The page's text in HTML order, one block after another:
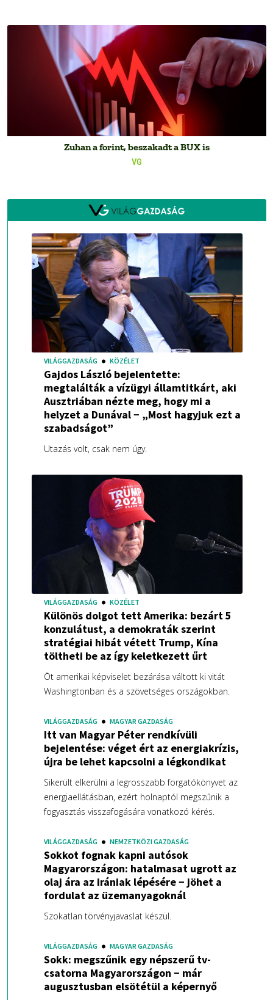
VG
Zuhan a forint, beszakadt a BUX is
VILÁGGAZDASÁG KÖZÉLET
Gajdos László bejelentette:
megtalálták a vízügyi államtitkárt, aki
Ausztriában nézte meg, hogy mi a
helyzet a Dunával − „Most hagyjuk ezt a
szabadságot”
Utazás volt, csak nem úgy.
VILÁGGAZDASÁG KÖZÉLET
Különös dolgot tett Amerika: bezárt 5
konzulátust, a demokraták szerint
stratégiai hibát vétett Trump, Kína
töltheti be az így keletkezett űrt
Öt amerikai képviselet bezárása váltott ki vitát
Washingtonban és a szövetséges országokban.
VILÁGGAZDASÁG MAGYAR GAZDASÁG
Itt van Magyar Péter rendkívüli
bejelentése: véget ért az energiakrízis,
újra be lehet kapcsolni a légkondikat
Sikerült elkerülni a legrosszabb forgatókönyvet az
energiaellátásban, ezért holnaptól megszűnik a
fogyasztás visszafogására vonatkozó kérés.
VILÁGGAZDASÁG NEMZETKÖZI GAZDASÁG
Sokkot fognak kapni autósok
Magyarországon: hatalmasat ugrott az
olaj ára az irániak lépésére − jöhet a
fordulat az üzemanyagoknál
Szokatlan törvényjavaslat készül.
VILÁGGAZDASÁG MAGYAR GAZDASÁG
Sokk: megszűnik egy népszerű tv-
csatorna Magyarországon − már
augusztusban elsötétül a képernyő